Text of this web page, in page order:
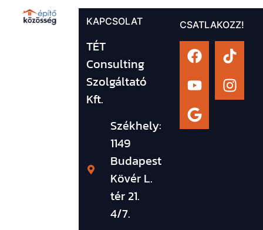
KAPCSOLAT
TÉT
Consulting
Szolgáltató
Kft.
Székhely:
1149
Budapest
Kövér L.
tér 21.
4/7.
CSATLAKOZZ!